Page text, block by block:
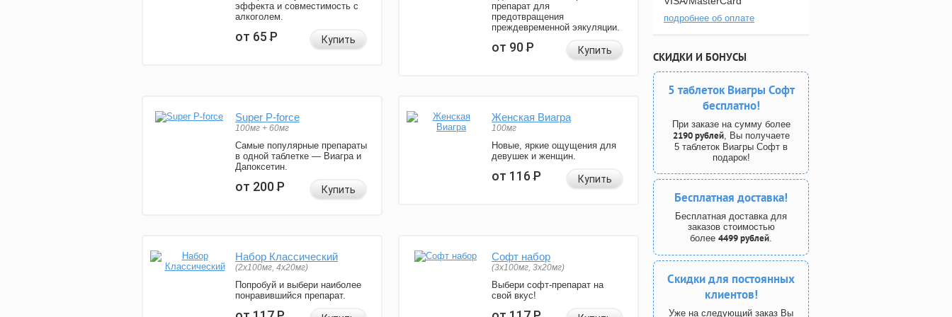
эффекта и совместимость с
алкоголем.
от 65Р Купить
препарат для
предотвращения
преждевременной эякуляции.
от 90Р Купить
Super P-force
100мг + 60мг
Самые популярные препараты
в одной таблетке — Виагра и
Дапоксетин.
от 200Р Купить
Женская Виагра
100мг
Новые, яркие ощущения для
девушек и женщин.
от 116Р Купить
Набор Классический
(2x100мг, 4x20мг)
Попробуй и выбери наиболее
понравившийся препарат.
Софт набор
(3x100мг, 3x20мг)
Выбери софт-препарат на
свой вкус!
подробнее об оплате
СКИДКИ И БОНУСЫ
5 таблеток Виагры Софт
бесплатно!
При заказе на сумму более
2190 рублей, Вы получаете
5 таблеток Виагры Софт в
подарок!
Бесплатная доставка!
Бесплатная доставка для
заказов стоимостью
более 4499 рублей.
Скидки для постоянных
клиентов!
Уже на следующий заказ Вы